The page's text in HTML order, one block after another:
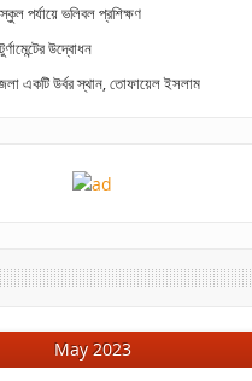
পর্যায়ে ভলিবল প্রশিক্ষণ
উদ্বোধন
একটি উর্বর স্থান, তোফায়েল ইসলাম
May 2023